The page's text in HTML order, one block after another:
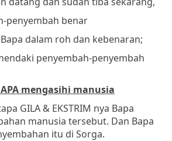
penyembah benar
dalam roh dan kebenaran;
penyembah-penyembah
mengasihi manusia
GILA & EKSTRIM nya Bapa
manusia tersebut. Dan Bapa
itu di Sorga.